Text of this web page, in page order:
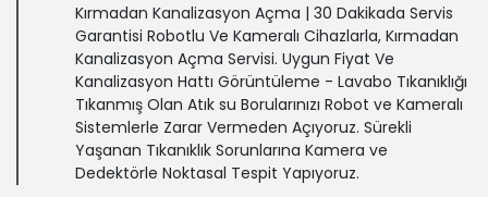
Kırmadan Kanalizasyon Açma | 30 Dakikada Servis
Garantisi‎ Robotlu Ve Kameralı Cihazlarla, Kırmadan
Kanalizasyon Açma Servisi. Uygun Fiyat Ve
Kanalizasyon Hattı Görüntüleme - Lavabo Tıkanıklığı
Tıkanmış Olan Atık su Borularınızı Robot ve Kameralı
Sistemlerle Zarar Vermeden Açıyoruz. Sürekli
Yaşanan Tıkanıklık Sorunlarına Kamera ve
Dedektörle Noktasal Tespit Yapıyoruz.